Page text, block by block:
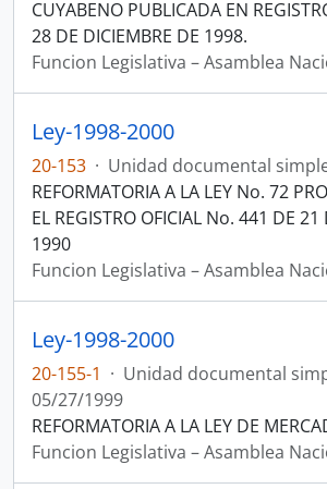
CUYABENO PUBLICADA EN
28 DE DICIEMBRE DE 1998.
Funcion Legislativa – Asamblea
Ley-1998-2000
20-153 · Unidad documental
REFORMATORIA A LA LEY No. 72
EL REGISTRO OFICIAL No. 441 DE 21
1990
Funcion Legislativa – Asamblea
Ley-1998-2000
20-155-1 · Unidad documental
05/27/1999
REFORMATORIA A LA LEY DE
Funcion Legislativa – Asamblea